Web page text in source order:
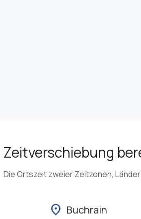
Zeitverschiebung
Die Ortszeit zweier Zeitzonen,
location_on Buchrain